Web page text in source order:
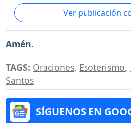
Ver publicación
Amén.
TAGS: Oraciones, Esoterismo,
Santos
SÍGUENOS EN